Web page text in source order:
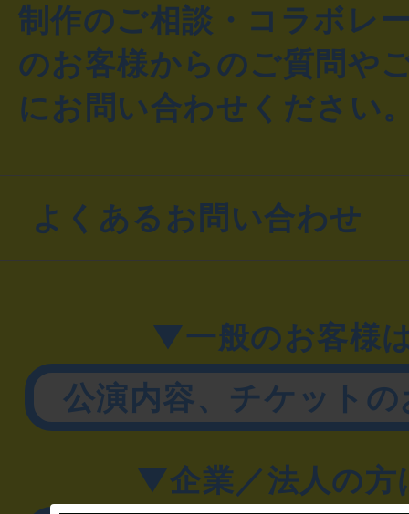
制作のご相談・コラボレ
のお客様からのご質問や
にお問い合わせください
よくあるお問い合わせ
▼一般のお客様
公演内容、チケット
▼企業／法人の方